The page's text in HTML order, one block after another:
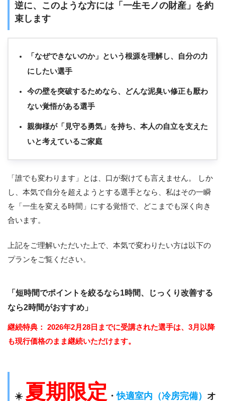
逆に、このような方には「一生モノの財産」を約
束します
「なぜできないのか」という根源を理解し、自分の力
にしたい選手
今の壁を突破するためなら、どんな泥臭い修正も厭わ
ない覚悟がある選手
親御様が「見守る勇気」を持ち、本人の自立を支えた
いと考えているご家庭
「誰でも変わります」とは、口が裂けても言えません。 しか
し、本気で自分を超えようとする選手となら、私はその一瞬
を「一生を変える時間」にする覚悟で、どこまでも深く向き
合います。
上記をご理解いただいた上で、本気で変わりたい方は以下の
プランをご覧ください。
「短時間でポイントを絞るなら1時間、じっくり改善する
なら2時間がおすすめ」
継続特典：
2026年2月28日までに受講された選手は、3月以降
も現行価格のまま継続いただけます。
☀️ 夏期限定 ・快適室内（冷房完備） オ